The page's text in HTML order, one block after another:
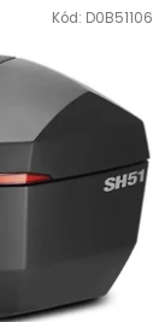
Kód: D0B51106